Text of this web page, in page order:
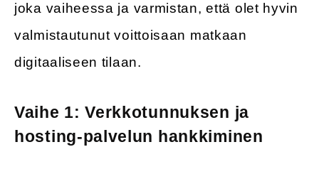
joka vaiheessa ja varmistan, että olet hyvin
valmistautunut voittoisaan matkaan
digitaaliseen tilaan.
Vaihe 1: Verkkotunnuksen ja
hosting-palvelun hankkiminen